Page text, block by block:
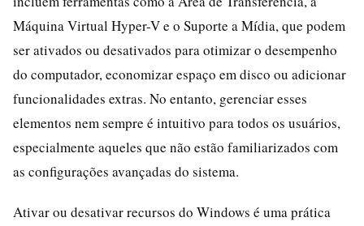
Máquina Virtual Hyper-V e o Suporte a Mídia, que podem
ser ativados ou desativados para otimizar o desempenho
do computador, economizar espaço em disco ou adicionar
funcionalidades extras. No entanto, gerenciar esses
elementos nem sempre é intuitivo para todos os usuários,
especialmente aqueles que não estão familiarizados com
as configurações avançadas do sistema.
Ativar ou desativar recursos do Windows é uma prática